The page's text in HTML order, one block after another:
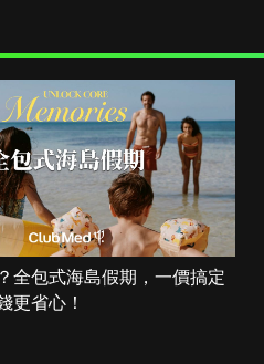
全包式海島假期，一價搞定
更省心！